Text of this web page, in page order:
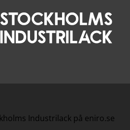
Industrilack på eniro.se